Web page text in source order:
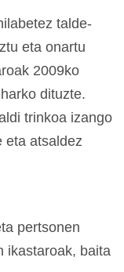
talde-
eta onartu
2009ko
dituzte.
trinkoa izango
eta atsaldez
pertsonen
ikastaroak, baita